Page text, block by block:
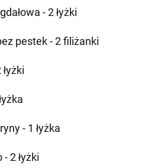
- 2 łyżki
pestek - 2 filiżanki
- 1 łyżka
2 łyżki